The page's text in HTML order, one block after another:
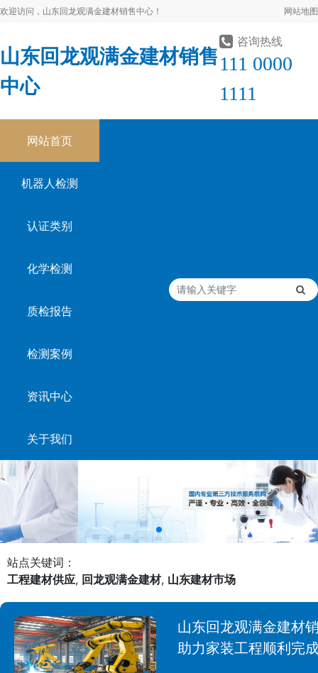
欢迎访问，山东回龙观满金建材销售中心！ 网站地图
山东回龙观满金建材销售
中心
咨询热线
111 0000
1111
网站首页
机器人检测
认证类别
化学检测
质检报告
检测案例
资讯中心
关于我们
站点关键词：
工程建材供应, 回龙观满金建材, 山东建材市场
山东回龙观满金建材
助力家装工程顺利完